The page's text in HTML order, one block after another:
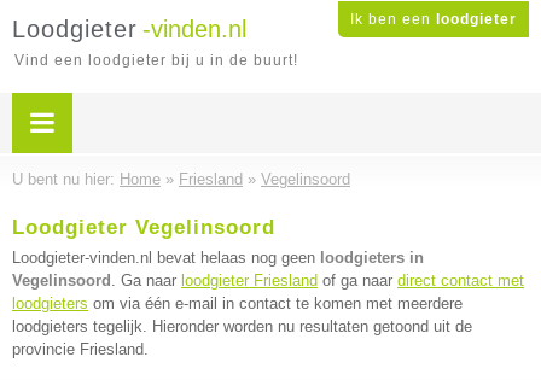
Ik ben een loodgieter
Loodgieter -vinden.nl
Vind een loodgieter bij u in de buurt!
U bent nu hier: Home » Friesland » Vegelinsoord
Loodgieter Vegelinsoord
Loodgieter-vinden.nl bevat helaas nog geen loodgieters in
Vegelinsoord . Ga naar loodgieter Friesland of ga naar direct contact met
loodgieters om via één e-mail in contact te komen met meerdere
loodgieters tegelijk. Hieronder worden nu resultaten getoond uit de
provincie Friesland.